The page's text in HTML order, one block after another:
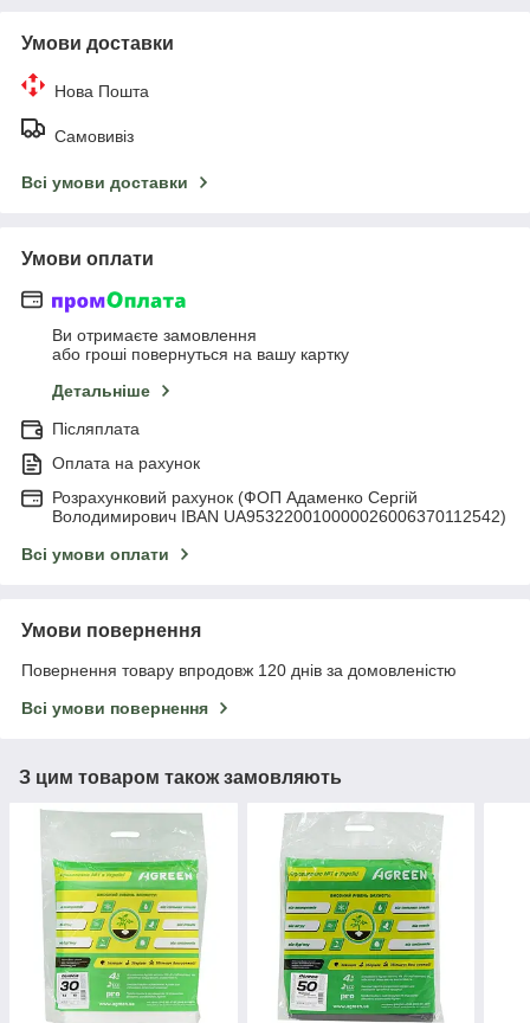
Умови доставки
Нова Пошта
Самовивіз
Всі умови доставки
Умови оплати
Ви отримаєте замовлення
або гроші повернуться на вашу картку
Детальніше
Післяплата
Оплата на рахунок
Розрахунковий рахунок (ФОП Адаменко Сергій
Володимирович IBAN UA953220010000026006370112542)
Всі умови оплати
Умови повернення
Повернення товару впродовж 120 днів за домовленістю
Всі умови повернення
З цим товаром також замовляють